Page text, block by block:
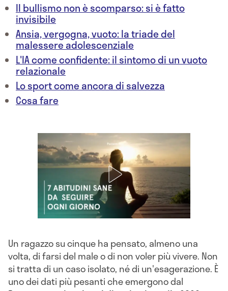
Il bullismo non è scomparso: si è fatto
invisibile
Ansia, vergogna, vuoto: la triade del
malessere adolescenziale
L'IA come confidente: il sintomo di un vuoto
relazionale
Lo sport come ancora di salvezza
Cosa fare
Un ragazzo su cinque ha pensato, almeno una
volta, di farsi del male o di non voler più vivere. Non
si tratta di un caso isolato, né di un'esagerazione. È
uno dei dati più pesanti che emergono dal